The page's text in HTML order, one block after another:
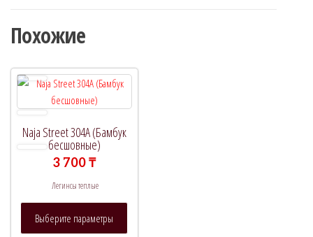
Похожие
Naja Street 304A (Бамбук
бесшовные)
3 700₸
Легинсы теплые
Выберите параметры